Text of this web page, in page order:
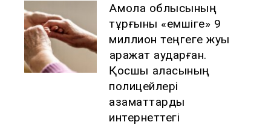
Ақмола облысының
тұрғыны «емшіге» 9
миллион теңгеге жуық
қаражат аударған.
Қосшы қаласының
полицейлері
азаматтарды
интернеттегі